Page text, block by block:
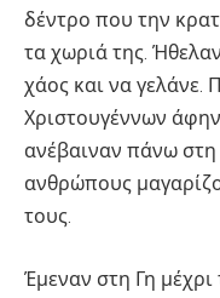
δέντρο που την
τα χωριά της.
χάος και να γελάνε.
Χριστουγέννων
ανέβαιναν πάνω στη
ανθρώπους
τους.
Έμεναν στη Γη